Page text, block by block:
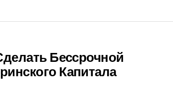
Бессрочной
Капитала